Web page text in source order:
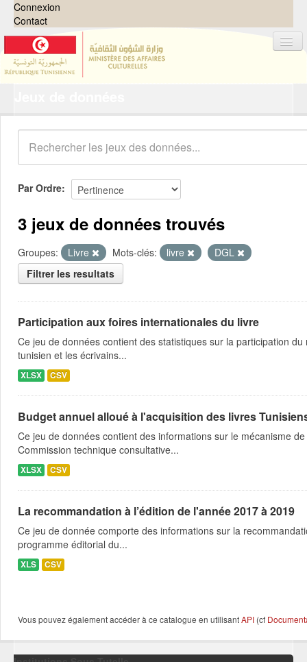
Connexion
Contact
Organisations
Groupes
Demandes 0
À propos
Par Ordre
3 jeux de données trouvés
Groupes: Livre Mots-clés: livre
DGL
Filtrer les resultats
Participation aux foires internationales du livre
Ce jeu de données contient des statistiques sur la participation
tunisien et les écrivains...
XLSX CSV
Budget annuel alloué à l'acquisition des livres
Ce jeu de données contient des informations sur le mécanisme
Commission technique consultative...
XLSX CSV
La recommandation à l’édition de l'année 2017 à 2019
Ce jeu de donnée comporte des informations sur la
programme éditorial du...
XLS CSV
Vous pouvez également accéder à ce catalogue en utilisantAPI (cf